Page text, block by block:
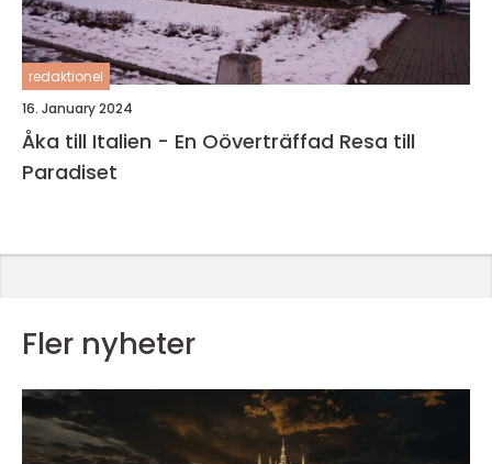
redaktionel
16. January 2024
Åka till Italien - En Oöverträffad Resa till
Paradiset
Fler nyheter